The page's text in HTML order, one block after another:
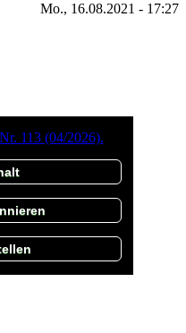
Mo., 16.08.2021 - 17:27